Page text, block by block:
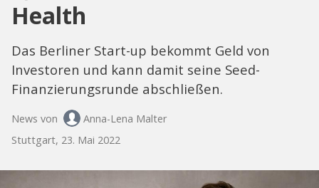
Health
Das Berliner Start-up bekommt Geld von
Investoren und kann damit seine Seed-
Finanzierungsrunde abschließen.
News von
Anna-Lena Malter
Stuttgart, 23. Mai 2022